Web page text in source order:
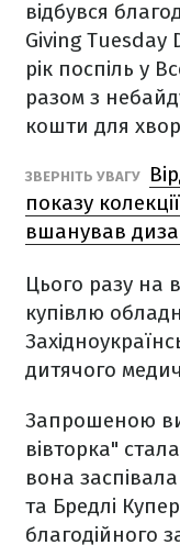
відбувся
Giving
рік поспіль у
разом з
кошти для
ЗВЕРНІТЬ УВАГУ
показу
вшанував
Цього разу на
купівлю
дитячого
Запрошеною
вівторка"
вона
та Бредлі
благодійного